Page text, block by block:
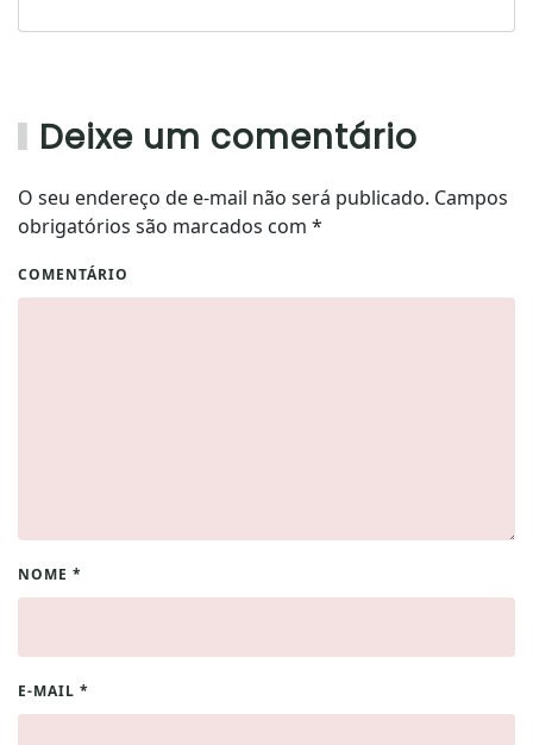
Deixe um comentário
O seu endereço de e-mail não será publicado. Campos
obrigatórios são marcados com *
COMENTÁRIO
NOME *
E-MAIL *